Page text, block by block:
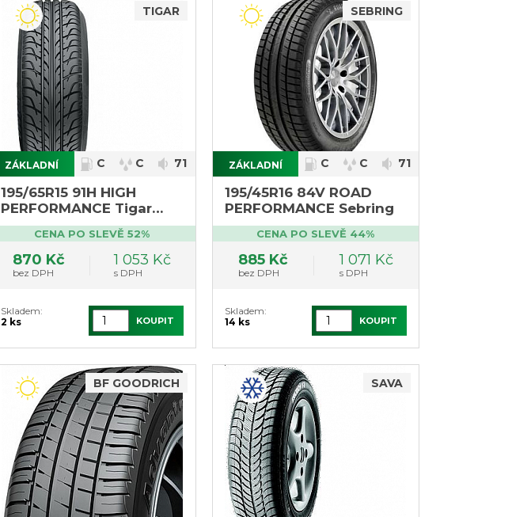
TIGAR
ZÁKLADNÍ C C 71
195/65R15 91H HIGH
PERFORMANCE Tigar
(výprodej, poslední 1ks,
DOT1120)CENA PO SLEVĚ 52%
870 Kč
bez DPH
1 053 Kč
s DPH
Skladem:
2 ks
KOUPIT
SEBRING
ZÁKLADNÍ C C 71
195/45R16 84V ROAD
PERFORMANCE Sebring
CENA PO SLEVĚ 44%
885 Kč
bez DPH
1 071 Kč
s DPH
Skladem:
14 ks
KOUPIT
BF GOODRICH SAVA